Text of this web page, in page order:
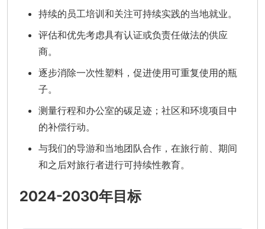
持续的员工培训和关注可持续实践的当地就业。
评估和优先考虑具有认证或负责任做法的供应
商。
逐步消除一次性塑料，促进使用可重复使用的瓶
子。
测量行程和办公室的碳足迹；社区和环境项目中
的补偿行动。
与我们的导游和当地团队合作，在旅行前、期间
和之后对旅行者进行可持续性教育。
2024-2030年目标